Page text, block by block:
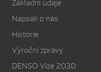
Napsali o nás
Historie
Výroční zprávy
DENSO Vize 2030